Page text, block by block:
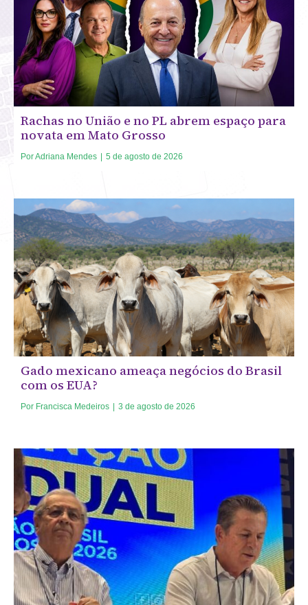
Rachas no União e no PL abrem espaço para
novata em Mato Grosso
PorAdriana Mendes | 5 de agosto de 2026
Gado mexicano ameaça negócios do Brasil
com os EUA?
Por Francisca Medeiros | 3 de agosto de 2026